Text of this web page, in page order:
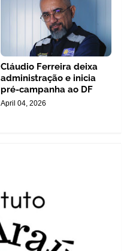
Cláudio Ferreira deixa
administração e inicia
pré-campanha ao DF
April 04, 2026